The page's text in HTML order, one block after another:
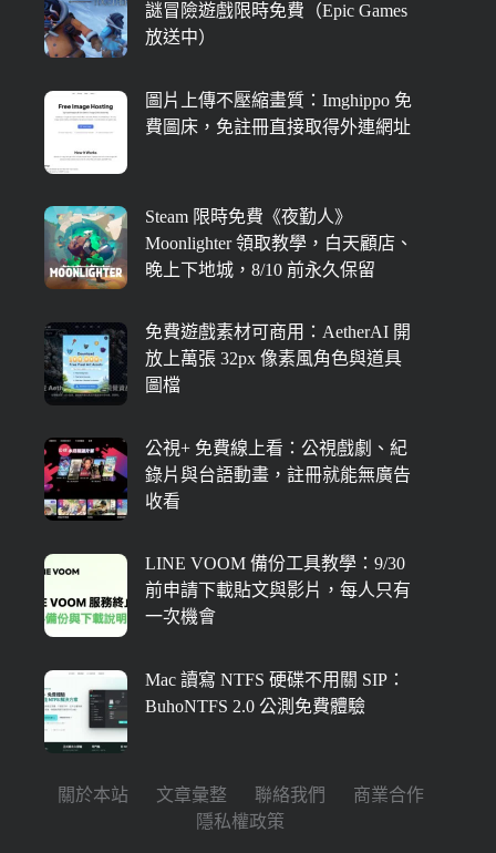
謎冒險遊戲限時免費（Epic Games
放送中）
圖片上傳不壓縮畫質：Imghippo 免
費圖床，免註冊直接取得外連網址
Steam 限時免費《夜勤人》
Moonlighter 領取教學，白天顧店、
晚上下地城，8/10 前永久保留
免費遊戲素材可商用：AetherAI 開
放上萬張 32px 像素風角色與道具
圖檔
公視+ 免費線上看：公視戲劇、紀
錄片與台語動畫，註冊就能無廣告
收看
LINE VOOM 備份工具教學：9/30
前申請下載貼文與影片，每人只有
一次機會
Mac 讀寫 NTFS 硬碟不用關 SIP：
BuhoNTFS 2.0 公測免費體驗
關於本站 文章彙整 聯絡我們
商業合作
隱私權政策